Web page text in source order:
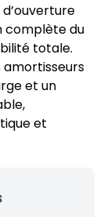
complète du
totale.
et un
et